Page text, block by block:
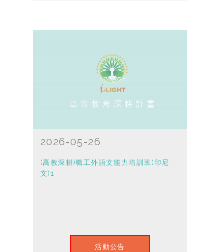
2026-05-26
(高教深耕)職工外語文能力培訓班(印尼
文)1
活動公告